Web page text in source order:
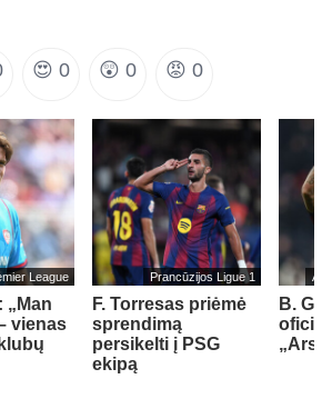
😍 0 😲 0 😡 0
League
„Man
vienas
Prancūzijos Ligue 1
F. Torresas priėmė
sprendimą
persikelti į PSG
ekipą
B.